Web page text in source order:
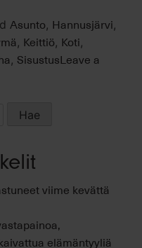
Asunto, Hannusjärvi,
, Keittiö, Koti,
, SisustusLeave a
viime kevättä
elämäntyyliä